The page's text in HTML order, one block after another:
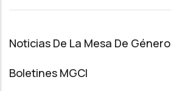
Noticias De La Mesa De Género
Boletines MGCI